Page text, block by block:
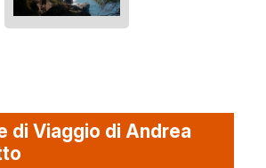
di Viaggio di Andrea